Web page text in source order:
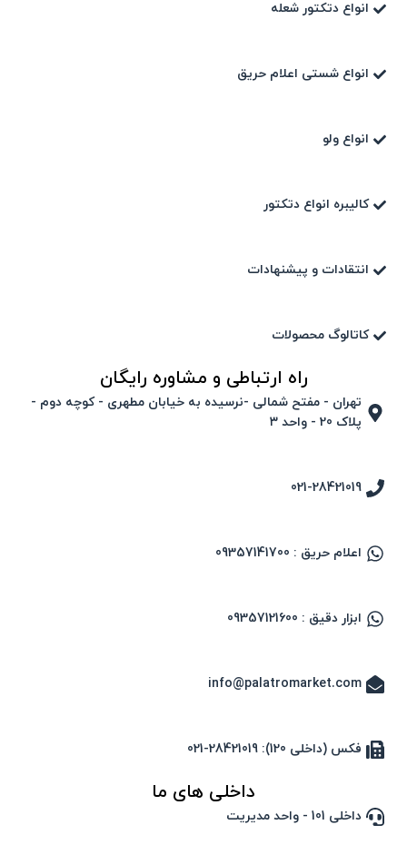
انواع دتکتور شعله
انواع شستی اعلام حریق
انواع ولو
کالیبره انواع دتکتور
انتقادات و پیشنهادات
کاتالوگ محصولات
راه ارتباطی و مشاوره رایگان
تهران - مفتح شمالی -نرسیده به خیابان مطهری - کوچه دوم -
پلاک 20 - واحد ۳
021-28421019
اعلام حریق : 09357141700
ابزار دقیق : 09357121600
info@palatromarket.com
فکس (داخلی 120): 28421019-021
داخلی های ما
داخلی 101 - واحد مدیریت